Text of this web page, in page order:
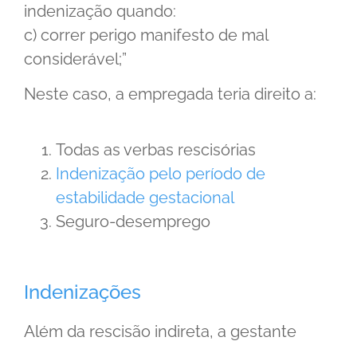
indenização quando:
c) correr perigo manifesto de mal
considerável;”
Neste caso, a empregada teria direito a:
Todas as verbas rescisórias
Indenização pelo período de
estabilidade gestacional
Seguro-desemprego
Indenizações
Além da rescisão indireta, a gestante